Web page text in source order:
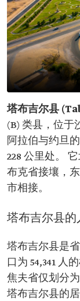
塔布吉尔县
(B) 类县，位于
阿拉伯与约旦
228 公里处。
布克省接壤，
市相接。
塔布吉尔县的
塔布吉尔县是
口为 54,341 人
焦夫省仅划分
塔布吉尔县的